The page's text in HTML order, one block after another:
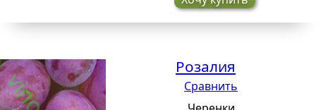
Розалия
Сравнить